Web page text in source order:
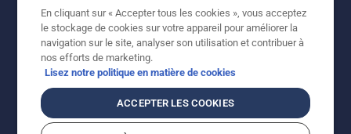
© Husqvarna AB (publ). Tous droits réservés. Les prix
indiqués sont à titre indicatif de Husqvarna Schweiz AG
aux revendeurs participants, prix en CHF, TVA 8,1 % et
TAR incluses. Sous réserve de modification. Tous les
prix indiqués sont des prix de vente recommandés (TVA
incluse), sauf si le produit est disponible pour un achat
Politique relative aux cookiesConditions d'utilisation
En cliquant sur « Accepter tous les cookies », vous acceptez
le stockage de cookies sur votre appareil pour améliorer la
navigation sur le site, analyser son utilisation et contribuer à
nos efforts de marketing.
Lisez notre politique en matière de cookies
ACCEPTER LES COOKIES